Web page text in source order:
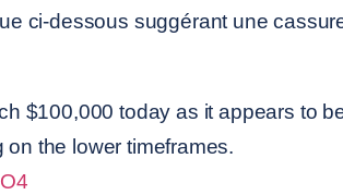
ci-dessous suggérant une
$100,000 today as it appears to
on the lower timeframes.